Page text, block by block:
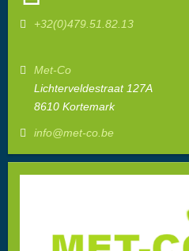
+32(0)479.51.82.13
Met-Co
Lichterveldestraat 127A
8610 Kortemark
info@met-co.be